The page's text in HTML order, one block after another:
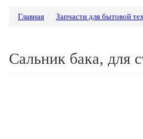
Главная Запчасти для бытовой
Сальник бака, для